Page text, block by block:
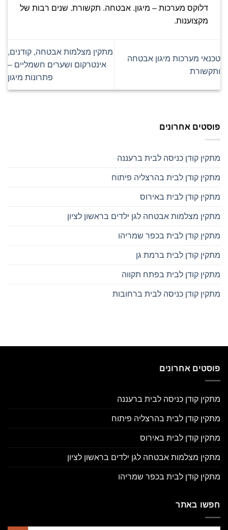
דלוקס מערכות – מיגון. אבטחה. תקשורת. שנים רבות של
מקצוענות.
טכנאי מערכות מיגון אבטחה
ותקשורת
מתקין מצלמות אבטחה, קודנים,
אינטרקום ושערים חשמליים –
פתרונות מיגון
פוסטים אחרונים
מתקין קודן כניסה לבית ברעננה
מתקין קודן לבית בהרצליה פיתוח
מתקין קודן לבית באירוס
מתקין מצלמות אבטחה לגן ילדים בראשון לציון
מתקין קודן לבית בכפר שמריהו
מתקין קודן לבית ברמת גן
מתקין קודן לבית בפתח תקווה
מתקין קודן כניסה לבית ברחובות
פוסטים אחרונים
מתקין קודן כניסה לבית ברעננה
מתקין קודן לבית בהרצליה פיתוח
מתקין קודן לבית באירוס
מתקין מצלמות אבטחה לגן ילדים בראשון לציון
מתקין קודן לבית בכפר שמריהו
חפשו באתר